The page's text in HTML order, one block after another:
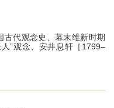
古代观念史、幕末维新时期
”观念、安井息轩［1799–